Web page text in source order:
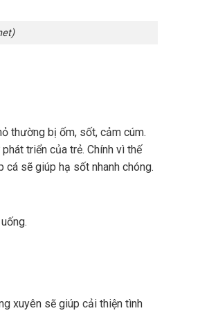
thường bị ốm, sốt, cảm cúm.
triển của trẻ. Chính vì thế
sẽ giúp hạ sốt nhanh chóng.
xuyên sẽ giúp cải thiện tình